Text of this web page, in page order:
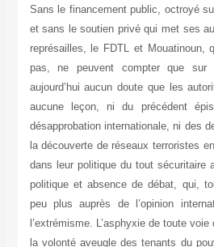
Sans le financement public, octroyé
et sans le soutien privé qui met ses
représailles, le FDTL et Mouatinoun,
pas, ne peuvent compter que
aujourd’hui aucun doute que les
aucune leçon, ni du précédent
désapprobation internationale, ni des
la découverte de réseaux terroristes
dans leur politique du tout sécuritaire
politique et absence de débat, qui,
peu plus auprès de l’opinion
l’extrémisme. L’asphyxie de toute
la volonté aveugle des tenants du